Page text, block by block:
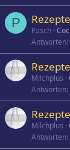
P
Pasch
Antworten
Milchplus
Antworten
Milchplus
Antworten